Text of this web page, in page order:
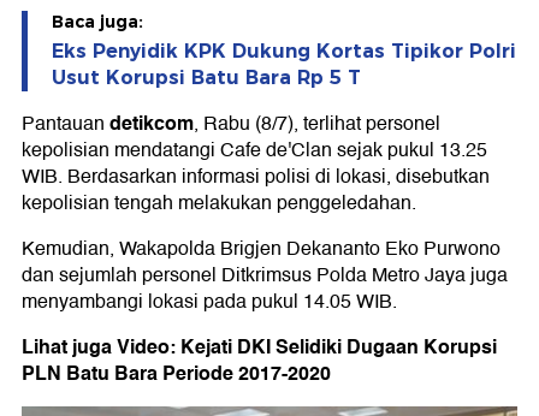
Baca juga:
Eks Penyidik KPK Dukung Kortas Tipikor Polri
Usut Korupsi Batu Bara Rp 5 T
Pantauandetikcom, Rabu (8/7), terlihat personel
kepolisian mendatangi Cafe de'Clan sejak pukul 13.25
WIB. Berdasarkan informasi polisi di lokasi, disebutkan
kepolisian tengah melakukan penggeledahan.
Kemudian, Wakapolda Brigjen Dekananto Eko Purwono
dan sejumlah personel Ditkrimsus Polda Metro Jaya juga
menyambangi lokasi pada pukul 14.05 WIB.
Lihat juga Video: Kejati DKI Selidiki Dugaan Korupsi
PLN Batu Bara Periode 2017-2020